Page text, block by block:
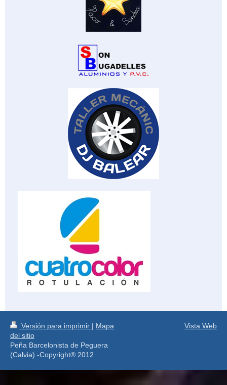
Versión para imprimir | Mapa
del sitio
Peña Barcelonista de Peguera
(Calvia) -Copyright® 2012
Vista Web